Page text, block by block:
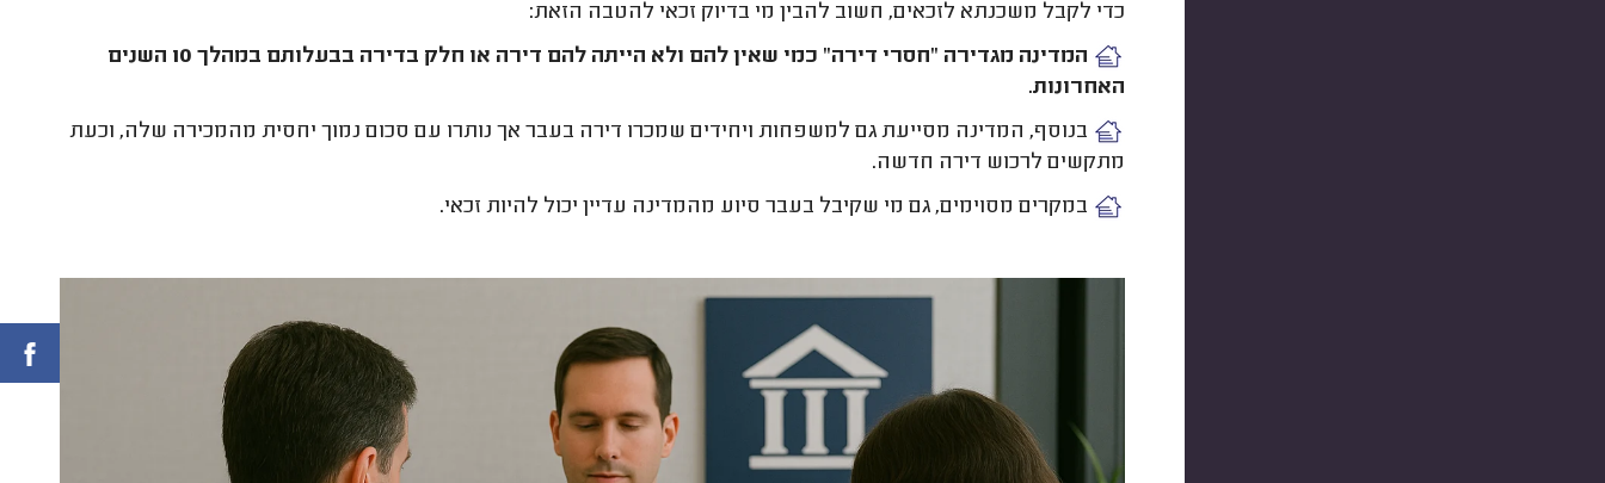
כדי לקבל משכנתא לזכאים, חשוב להבין מי בדיוק זכאי להטבה הזאת:
המדינה מגדירה "חסרי דירה" כמי שאין להם ולא הייתה להם דירה או חלק בדירה בבעלותם במהלך 10 השנים
האחרונות.
בנוסף, המדינה מסייעת גם למשפחות ויחידים שמכרו דירה בעבר אך נותרו עם סכום נמוך יחסית מהמכירה שלה, וכעת
מתקשים לרכוש דירה חדשה.
במקרים מסוימים, גם מי שקיבל בעבר סיוע מהמדינה עדיין יכול להיות זכאי.